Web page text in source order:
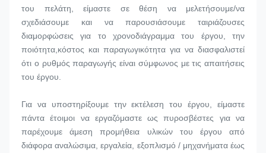
του πελάτη, είμαστε σε θέση να μελετήσουμε/να
σχεδιάσουμε και να παρουσιάσουμε ταιριάζουσες
διαμορφώσεις για το χρονοδιάγραμμα του έργου, την
ποιότητα,κόστος και παραγωγικότητα για να διασφαλιστεί
ότι ο ρυθμός παραγωγής είναι σύμφωνος με τις απαιτήσεις
του έργου.
Για να υποστηρίξουμε την εκτέλεση του έργου, είμαστε
πάντα έτοιμοι να εργαζόμαστε ως πυροσβέστες για να
παρέχουμε άμεση προμήθεια υλικών του έργου από
διάφορα αναλώσιμα, εργαλεία, εξοπλισμό / μηχανήματα έως